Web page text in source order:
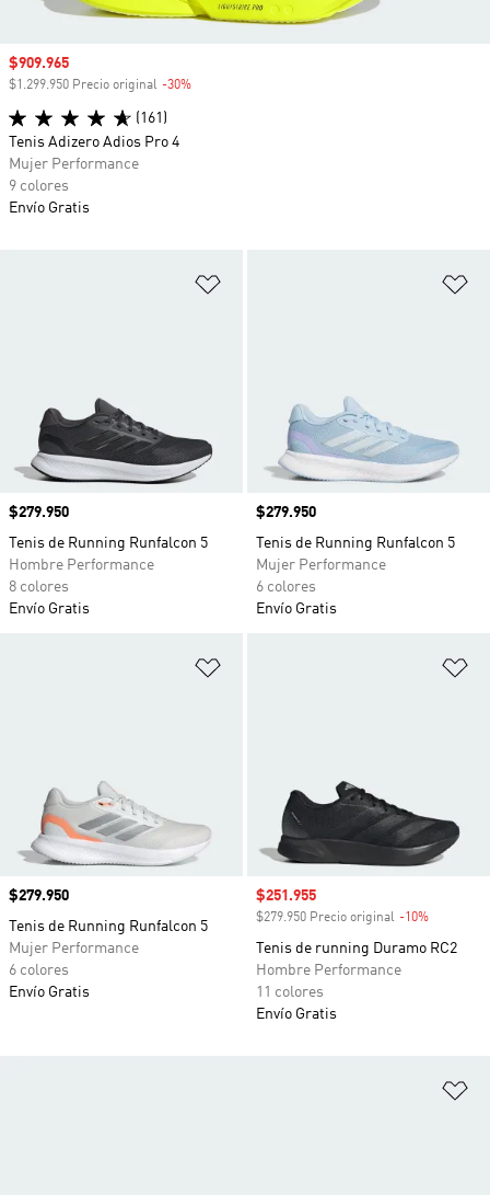
Precio
$279.950
Tenis de Running Runfalcon 5
Hombre Performance
8 colores
Envío Gratis
Precio
$279.950
Tenis de Running Runfalcon 5
Mujer Performance
6 colores
Envío Gratis
Precio
$279.950
Tenis de Running Runfalcon 5
Mujer Performance
6 colores
Envío Gratis
Precio de venta
$251.955
$279.950 Precio original -10%
Tenis de running Duramo RC2
Hombre Performance
11 colores
Envío Gratis
Precio de venta
$909.965
$1.299.950 Precio original -30%
(161)
Tenis Adizero Adios Pro 4
Mujer Performance
9 colores
Envío Gratis